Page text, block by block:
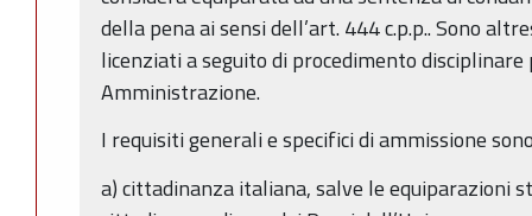
della pena ai sensi dell’art. 444 c.p.p.. Sono
licenziati a seguito di procedimento disciplinare
Amministrazione.
I requisiti generali e specifici di ammissione
a) cittadinanza italiana, salve le equiparazioni